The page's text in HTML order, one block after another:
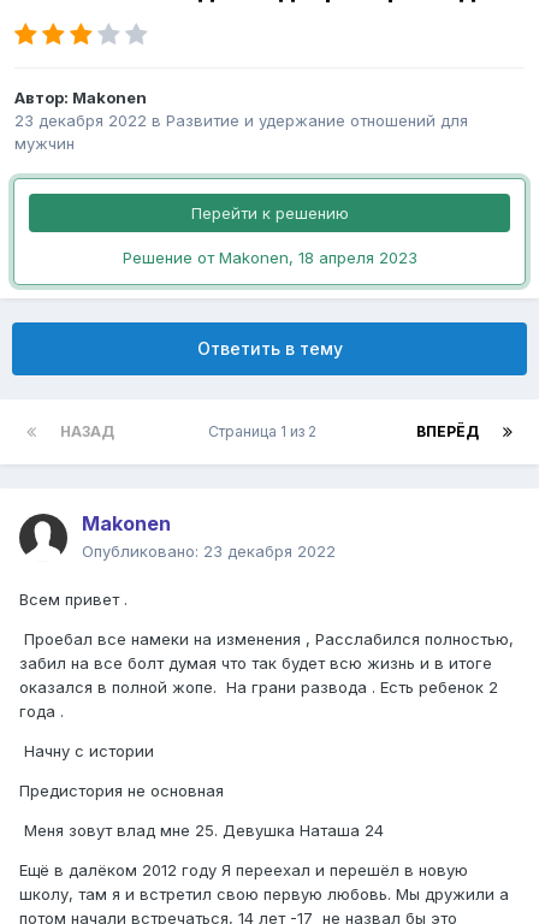
Автор: Makonen
23 декабря 2022 в Pазвитие и удержание отношений для
мужчин
Перейти к решению
Решение от Makonen, 18 апреля 2023
Ответить в тему
НАЗАД ВПЕРЁД
Страница 1 из 2
Makonen
Опубликовано: 23 декабря 2022
Всем привет .
Проебал все намеки на изменения , Расслабился полностью,
забил на все болт думая что так будет всю жизнь и в итоге
оказался в полной жопе. На грани развода . Есть ребенок 2
года .
Начну с истории
Предистория не основная
Меня зовут влад мне 25. Девушка Наташа 24
Ещё в далёком 2012 году Я переехал и перешёл в новую
школу, там я и встретил свою первую любовь. Мы дружили а
потом начали встречаться, 14 лет -17 не назвал бы это